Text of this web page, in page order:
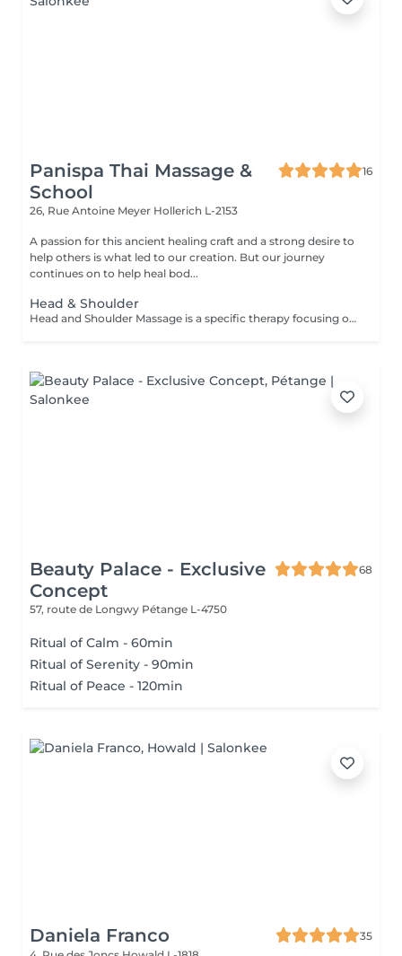
Panispa Thai Massage &
School
16
26, Rue Antoine Meyer Hollerich L-2153
A passion for this ancient healing craft and a strong desire to
help others is what led to our creation. But our journey
continues on to help heal bod...
Head & Shoulder
Head and Shoulder Massage is a specific therapy focusing on the specific areas rather than the entire body. The massage helps to relieve tension in your muscles, improve circulation and reduce stress. This therapy is especially recommended for you if you work sitting down or at a desk all day. The focus on your back, head and shoulders helps you to relax and assists in the reduction of stress hormones in the muscles which can reduce the occurrence of tension related headaches. Other benefits that can be received from this therapy include: Improved sleep Reduction of neck-stiffness A general feeling of relaxation Improved circulation in your head
Beauty Palace - Exclusive
Concept
68
57, route de Longwy Pétange L-4750
Ritual of Calm - 60min
Ritual of Serenity - 90min
Ritual of Peace - 120min
Daniela Franco
35